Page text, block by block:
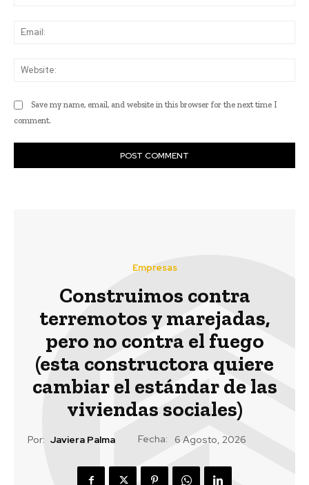
Save my name, email, and website in this browser for the next time I
comment.